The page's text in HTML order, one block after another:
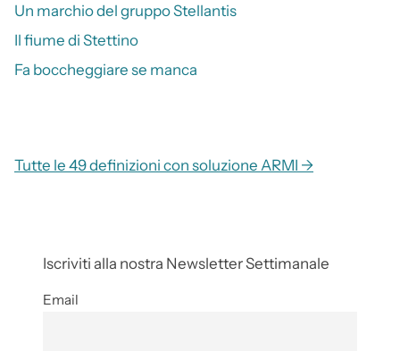
Un marchio del gruppo Stellantis
Il fiume di Stettino
Fa boccheggiare se manca
Tutte le 49 definizioni con soluzione ARMI →
Iscriviti alla nostra Newsletter Settimanale
Email